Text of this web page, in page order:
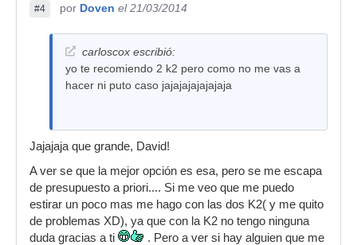
#4 por Doven el 21/03/2014
carloscox escribió:
yo te recomiendo 2 k2 pero como no me vas a
hacer ni puto caso jajajajajajajaja
Jajajaja que grande, David!
A ver se que la mejor opción es esa, pero se me escapa
de presupuesto a priori.... Si me veo que me puedo
estirar un poco mas me hago con las dos K2( y me quito
de problemas XD), ya que con la K2 no tengo ninguna
duda gracias a ti
. Pero a ver si hay alguien que me